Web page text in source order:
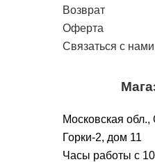
Возврат
Оферта
Связаться с нами
Московская
Горки-2, дом 11
Чacы работы с